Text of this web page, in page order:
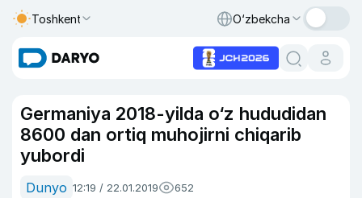
Toshkent O‘zbekcha
Germaniya 2018-yilda o‘z hududidan
8600 dan ortiq muhojirni chiqarib
yubordi
Dunyo 12:19 / 22.01.2019 652